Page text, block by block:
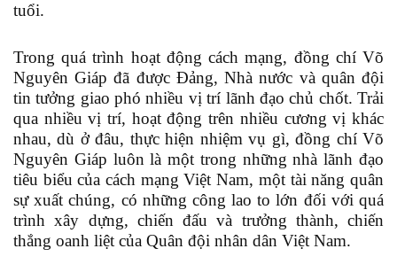
tuổi.
Trong quá trình hoạt động cách mạng, đồng chí Võ
Nguyên Giáp đã được Đảng, Nhà nước và quân đội
tin tưởng giao phó nhiều vị trí lãnh đạo chủ chốt. Trải
qua nhiều vị trí, hoạt động trên nhiều cương vị khác
nhau, dù ở đâu, thực hiện nhiệm vụ gì, đồng chí Võ
Nguyên Giáp luôn là một trong những nhà lãnh đạo
tiêu biểu của cách mạng Việt Nam, một tài năng quân
sự xuất chúng, có những công lao to lớn đối với quá
trình xây dựng, chiến đấu và trưởng thành, chiến
thắng oanh liệt của Quân đội nhân dân Việt Nam.